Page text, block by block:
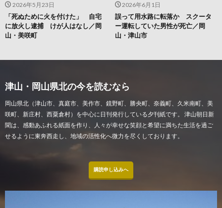
2026年6月1日
誤って用水路に転落か スクータ
ー運転していた男性が死亡／岡
山・津山市
2026年5月23日
「死ぬために火を付けた」 自宅
に放火し逮捕 けが人はなし／岡
山・美咲町
津山・岡山県北の今を読むなら
岡山県北（津山市、真庭市、美作市、鏡野町、勝央町、奈義町、久米南町、美
咲町、新庄村、西粟倉村）を中心に日刊発行している夕刊紙です。 津山朝日新
聞は、感動あふれる紙面を作り、人々が幸せな笑顔と希望に満ちた生活を過ご
せるように東奔西走し、地域の活性化へ微力を尽くしております。
購読申し込みへ